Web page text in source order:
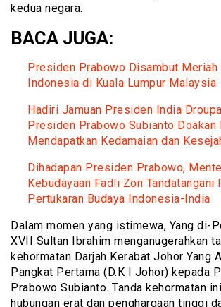
kedua negara.
BACA JUGA:
Presiden Prabowo Disambut Meriah
Indonesia di Kuala Lumpur Malaysia
Hadiri Jamuan Presiden India
Presiden Prabowo Subianto Doakan
Mendapatkan Kedamaian dan
Dihadapan Presiden Prabowo,
Kebudayaan Fadli Zon Tandatangani
Pertukaran Budaya Indonesia-India
Dalam momen yang istimewa, Yang di-
XVII Sultan Ibrahim menganugerahkan
kehormatan Darjah Kerabat Johor Yang
Pangkat Pertama (D.K I Johor) kepada
Prabowo Subianto. Tanda kehormatan
hubungan erat dan penghargaan tinggi